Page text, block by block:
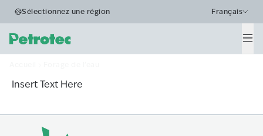
Sélectionnez une région Français
Business Segments
Forage de l'eau
Insert Text Here